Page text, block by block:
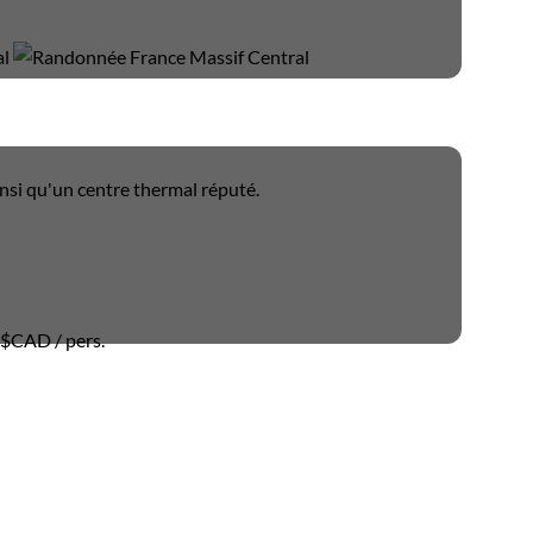
qu'un centre thermal réputé.
/ pers.